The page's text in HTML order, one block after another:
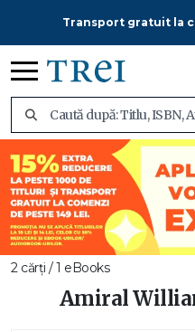
Transport gratuit la
2 cărți / 1 eBooks
Amiral